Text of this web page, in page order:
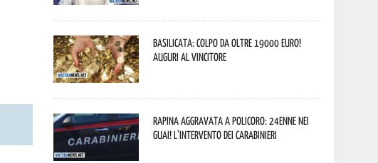
Basilicata: colpo da oltre 19000 Euro!
Auguri al vincitore
Rapina aggravata a Policoro: 24enne nei
guai! L’intervento dei Carabinieri